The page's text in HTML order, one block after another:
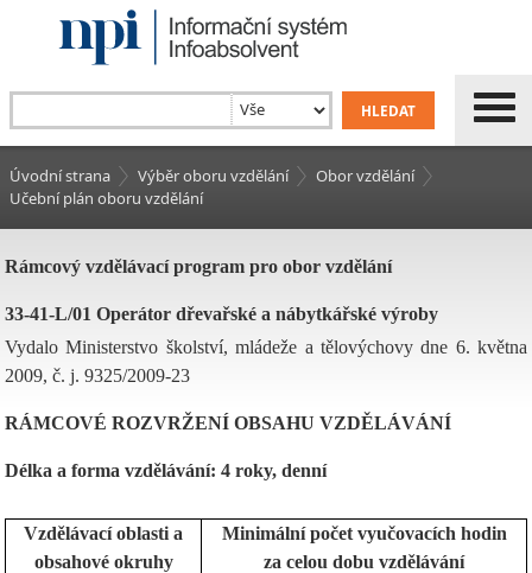
Úvodní strana Výběr oboru vzdělání
Obor vzdělání
Učební plán oboru vzdělání
Rámcový vzdělávací program pro obor vzdělání
33-41-L/01 Operátor dřevařské a nábytkářské výroby
Vydalo Ministerstvo školství, mládeže a tělovýchovy dne 6. května
2009, č. j. 9325/2009-23
RÁMCOVÉ ROZVRŽENÍ OBSAHU VZDĚLÁVÁNÍ
Délka a forma vzdělávání: 4 roky, denní
Vzdělávací oblasti a
obsahové okruhy
Minimální počet vyučovacích hodin
za celou dobu vzdělávání